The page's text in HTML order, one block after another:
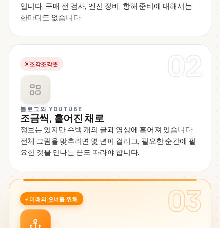
입니다. 구매 전 검사, 엔진 정비, 항해 준비에 대해서는
한마디도 없습니다.
02
조각조각뿐
블로그와 YOUTUBE
조금씩, 흩어진 채로
정보는 있지만 수백 개의 글과 영상에 흩어져 있습니다.
전체 그림을 맞추려면 몇 년이 걸리고, 필요한 순간에 필
요한 것을 만나는 운도 따라야 합니다.
03
미래의 오너를 위해